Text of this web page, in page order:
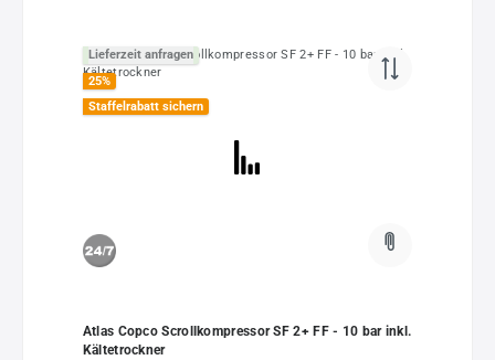
Lieferzeit anfragen
25%
Staffelrabatt sichern
Atlas Copco Scrollkompressor SF 2+ FF - 10 bar inkl.
Kältetrockner